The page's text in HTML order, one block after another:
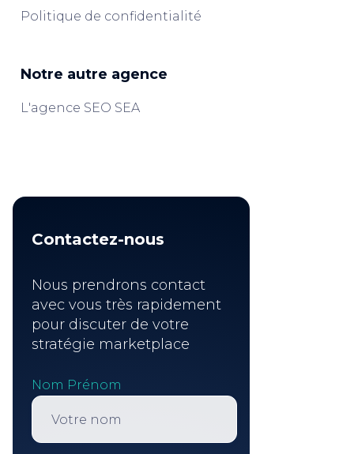
Contactez-nous
Nous prendrons contact
avec vous très rapidement
pour discuter de votre
stratégie marketplace
Nom Prénom
Politique de confidentialité
Notre autre agence
L'agence SEO SEA